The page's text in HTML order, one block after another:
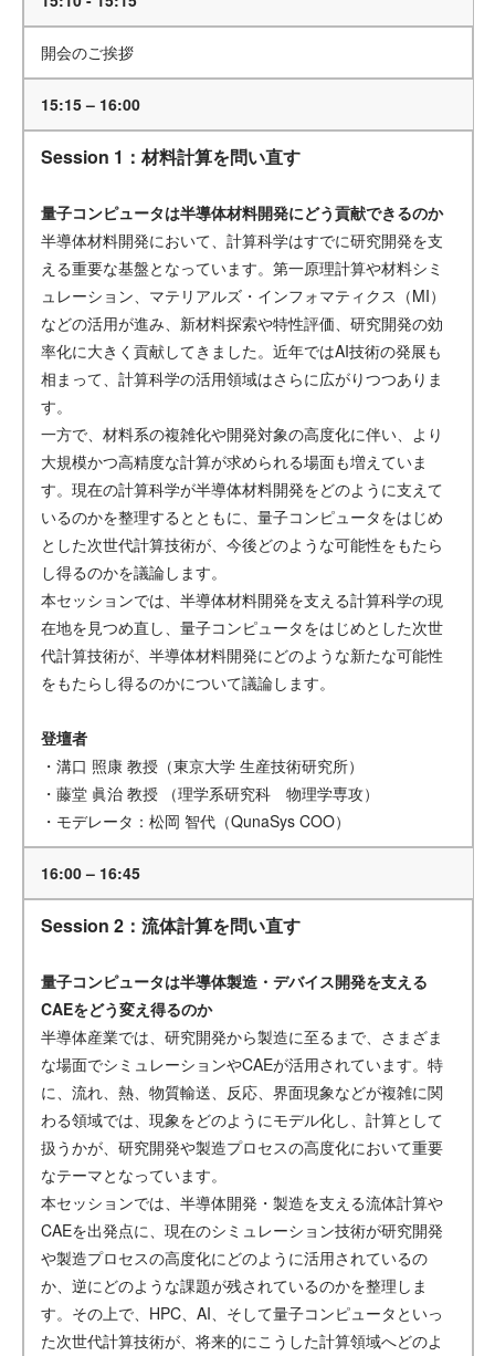
開会のご挨拶
15:15 – 16:00
Session 1：材料計算を問い直す
量子コンピュータは半導体材料開発にどう貢献できるのか
半導体材料開発において、計算科学はすでに研究開発を支
える重要な基盤となっています。第一原理計算や材料シミ
ュレーション、マテリアルズ・インフォマティクス（MI）
などの活用が進み、新材料探索や特性評価、研究開発の効
率化に大きく貢献してきました。近年ではAI技術の発展も
相まって、計算科学の活用領域はさらに広がりつつありま
す。
一方で、材料系の複雑化や開発対象の高度化に伴い、より
大規模かつ高精度な計算が求められる場面も増えていま
す。現在の計算科学が半導体材料開発をどのように支えて
いるのかを整理するとともに、量子コンピュータをはじめ
とした次世代計算技術が、今後どのような可能性をもたら
し得るのかを議論します。
本セッションでは、半導体材料開発を支える計算科学の現
在地を見つめ直し、量子コンピュータをはじめとした次世
代計算技術が、半導体材料開発にどのような新たな可能性
をもたらし得るのかについて議論します。
登壇者
・溝口 照康 教授（東京大学 生産技術研究所）
・藤堂 眞治 教授 （理学系研究科 物理学専攻）
・モデレータ：松岡 智代（QunaSys COO）
16:00 – 16:45
Session 2：流体計算を問い直す
量子コンピュータは半導体製造・デバイス開発を支える
CAEをどう変え得るのか
半導体産業では、研究開発から製造に至るまで、さまざま
な場面でシミュレーションやCAEが活用されています。特
に、流れ、熱、物質輸送、反応、界面現象などが複雑に関
わる領域では、現象をどのようにモデル化し、計算として
扱うかが、研究開発や製造プロセスの高度化において重要
なテーマとなっています。
本セッションでは、半導体開発・製造を支える流体計算や
CAEを出発点に、現在のシミュレーション技術が研究開発
や製造プロセスの高度化にどのように活用されているの
か、逆にどのような課題が残されているのかを整理しま
す。その上で、HPC、AI、そして量子コンピュータといっ
た次世代計算技術が、将来的にこうした計算領域へどのよ